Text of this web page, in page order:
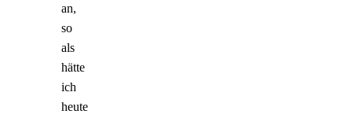
an,
so
als
hätte
ich
heute